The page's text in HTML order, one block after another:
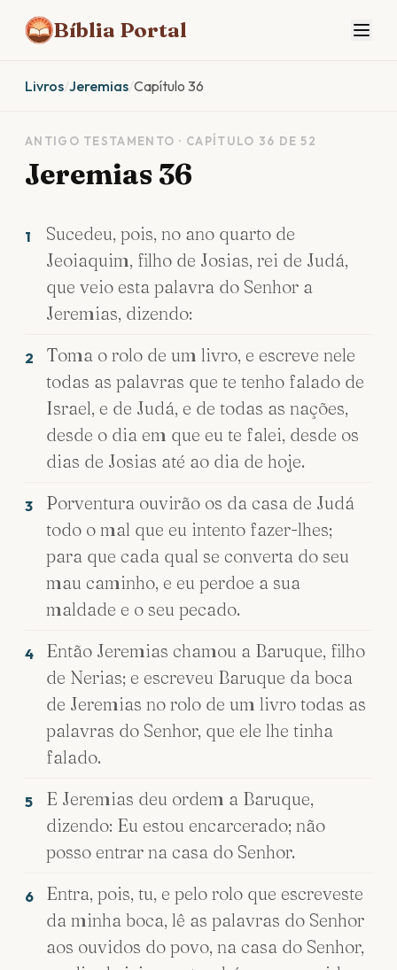
Bíblia Portal
Livros/Jeremias/Capítulo 36
ANTIGO TESTAMENTO · CAPÍTULO 36 DE 52
Jeremias 36
1
Sucedeu, pois, no ano quarto de
Jeoiaquim, filho de Josias, rei de Judá,
que veio esta palavra do Senhor a
Jeremias, dizendo:
2
Toma o rolo de um livro, e escreve nele
todas as palavras que te tenho falado de
Israel, e de Judá, e de todas as nações,
desde o dia em que eu te falei, desde os
dias de Josias até ao dia de hoje.
3
Porventura ouvirão os da casa de Judá
todo o mal que eu intento fazer-lhes;
para que cada qual se converta do seu
mau caminho, e eu perdoe a sua
maldade e o seu pecado.
4
Então Jeremias chamou a Baruque, filho
de Nerias; e escreveu Baruque da boca
de Jeremias no rolo de um livro todas as
palavras do Senhor, que ele lhe tinha
falado.
5
E Jeremias deu ordem a Baruque,
dizendo: Eu estou encarcerado; não
posso entrar na casa do Senhor.
6
Entra, pois, tu, e pelo rolo que escreveste
da minha boca, lê as palavras do Senhor
aos ouvidos do povo, na casa do Senhor,